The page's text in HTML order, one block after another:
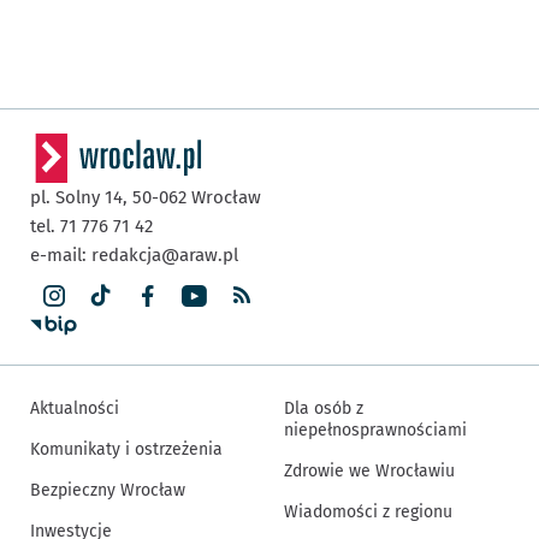
pl. Solny 14, 50-062 Wrocław
tel. 71 776 71 42
e-mail: redakcja@araw.pl
Aktualności
Komunikaty i ostrzeżenia
Bezpieczny Wrocław
Inwestycje
Dla osób z
niepełnosprawnościami
Zdrowie we Wrocławiu
Wiadomości z regionu